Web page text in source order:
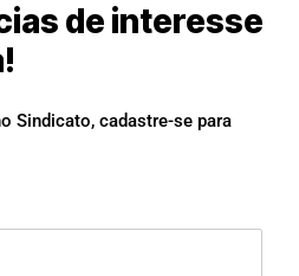
de interesse
Sindicato, cadastre-se para